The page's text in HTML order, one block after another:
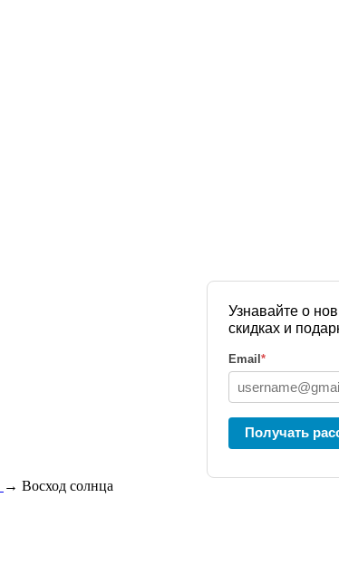
Узнавайте о
скидках и
Email *
Получать
→ Восход солнца